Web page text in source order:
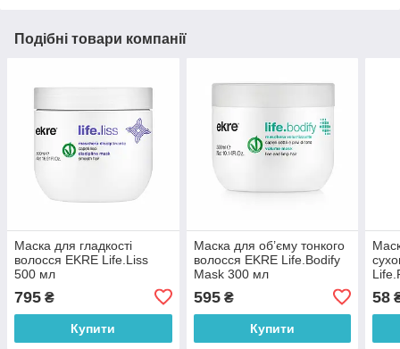
Подібні товари компанії
Маска для гладкості
волосся EKRE Life.Liss
500 мл
795 ₴
Купити
Маска для об’єму тонкого
волосся EKRE Life.Bodify
Mask 300 мл
595₴
Купити
58